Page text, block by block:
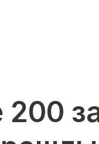
200